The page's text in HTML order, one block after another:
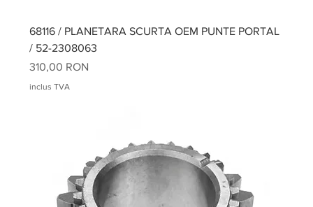
68116 / PLANETARA SCURTA OEM PUNTE PORTAL
/ 52-2308063
Preț
310,00 RON
inclus TVA